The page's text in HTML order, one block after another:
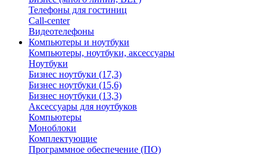
Телефоны для гостиниц
Call-center
Видеотелефоны
Компьютеры и ноутбуки
Компьютеры, ноутбуки, аксессуары
Ноутбуки
Бизнес ноутбуки (17,3)
Бизнес ноутбуки (15,6)
Бизнес ноутбуки (13,3)
Аксессуары для ноутбуков
Компьютеры
Моноблоки
Комплектующие
Программное обеспечение (ПО)